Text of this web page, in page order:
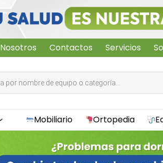
Nosotros Contactos Servicios
Mobiliario Ortopedia